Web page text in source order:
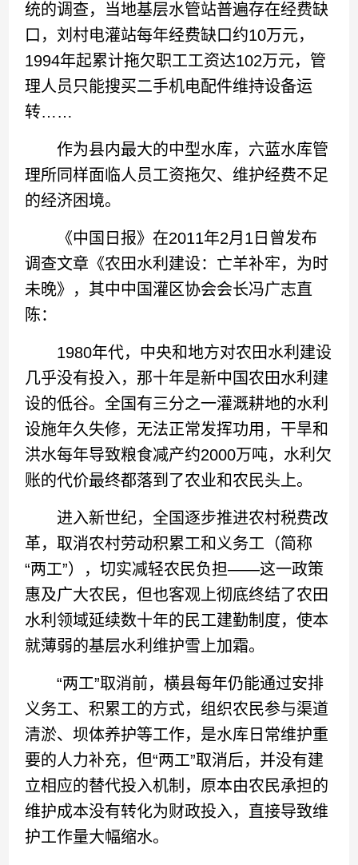
统的调查，当地基层水管站普遍存在经费缺
口，刘村电灌站每年经费缺口约10万元，
1994年起累计拖欠职工工资达102万元，管
理人员只能搜买二手机电配件维持设备运
转……
作为县内最大的中型水库，六蓝水库管
理所同样面临人员工资拖欠、维护经费不足
的经济困境。
《中国日报》在2011年2月1日曾发布
调查文章《农田水利建设：亡羊补牢，为时
未晚》，其中中国灌区协会会长冯广志直
陈：
1980年代，中央和地方对农田水利建设
几乎没有投入，那十年是新中国农田水利建
设的低谷。全国有三分之一灌溉耕地的水利
设施年久失修，无法正常发挥功用，干旱和
洪水每年导致粮食减产约2000万吨，水利欠
账的代价最终都落到了农业和农民头上。
进入新世纪，全国逐步推进农村税费改
革，取消农村劳动积累工和义务工（简称
“两工”），切实减轻农民负担——这一政策
惠及广大农民，但也客观上彻底终结了农田
水利领域延续数十年的民工建勤制度，使本
就薄弱的基层水利维护雪上加霜。
“两工”取消前，横县每年仍能通过安排
义务工、积累工的方式，组织农民参与渠道
清淤、坝体养护等工作，是水库日常维护重
要的人力补充，但“两工”取消后，并没有建
立相应的替代投入机制，原本由农民承担的
维护成本没有转化为财政投入，直接导致维
护工作量大幅缩水。